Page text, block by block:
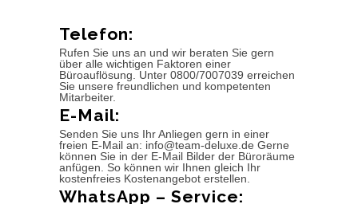
Telefon:
Rufen Sie uns an und wir beraten Sie gern
über alle wichtigen Faktoren einer
Büroauflösung. Unter 0800/7007039 erreichen
Sie unsere freundlichen und kompetenten
Mitarbeiter.
E-Mail:
Senden Sie uns Ihr Anliegen gern in einer
freien E-Mail an: info@team-deluxe.de Gerne
können Sie in der E-Mail Bilder der Büroräume
anfügen. So können wir Ihnen gleich Ihr
kostenfreies Kostenangebot erstellen.
WhatsApp – Service: